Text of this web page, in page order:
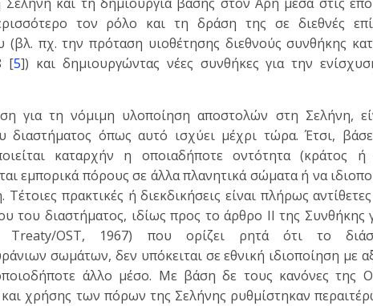
τον ρόλο και τη δράση της σε διεθνές
(βλ. πχ. την πρόταση υιοθέτησης διεθνούς συνθήκης
[5]) και δημιουργώντας νέες συνθήκες για την
για τη νόμιμη υλοποίηση αποστολών στη Σελήνη,
όπως αυτό ισχύει μέχρι τώρα. Έτσι,
καταρχήν η οποιαδήποτε οντότητα (κράτος
εμπορικά πόρους σε άλλα πλανητικά σώματα ή να
πρακτικές ή διεκδικήσεις είναι πλήρως
του διαστήματος, ιδίως προς το άρθρο ΙΙ της Συνθήκης
Treaty/OST, 1967) που ορίζει ρητά ότι το
σωμάτων, δεν υπόκειται σε εθνική ιδιοποίηση με
άλλο μέσο. Με βάση δε τους κανόνες της
χρήσης των πόρων της Σελήνης ρυθμίστηκαν